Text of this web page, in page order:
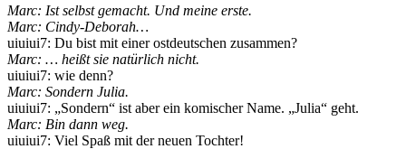
Marc: Ist selbst gemacht. Und meine erste.
Marc: Cindy-Deborah…
uiuiui7: Du bist mit einer ostdeutschen zusammen?
Marc: … heißt sie natürlich nicht.
uiuiui7: wie denn?
Marc: Sondern Julia.
uiuiui7: „Sondern“ ist aber ein komischer Name. „Julia“ geht.
Marc: Bin dann weg.
uiuiui7: Viel Spaß mit der neuen Tochter!